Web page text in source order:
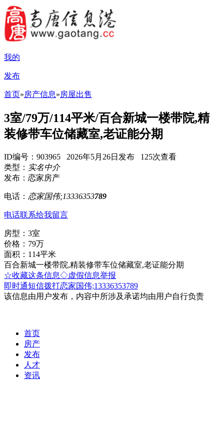
我的
发布
首页»房产信息»房屋出售
3室/79万/114平米/百合新城一楼带院,精
装修带车位储藏室,老证能分期
ID编号：903965 2026年5月26日发布 125次查看
类型： 实名中介
发布：恋家房产
电话： 恋家国伟;13336353789
电话联系给我留言
房型：3室
价格：79万
面积：114平米
百合新城一楼带院,精装修带车位储藏室,老证能分期
☆收藏这条信息◇虚假信息举报
即时通短信拨打恋家国伟;13336353789
该信息由用户发布，内容中所涉及承诺均由用户自行负责
首页
房产
发布
人才
资讯